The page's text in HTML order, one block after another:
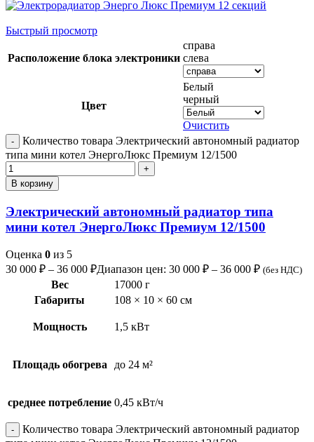
Быстрый просмотр
Расположение блока электроники
справа
слева
Цвет
Белый
черный
Очистить
Количество товара Электрический автономный радиатор
типа мини котел ЭнергоЛюкс Премиум 12/1500
В корзину
Электрический автономный радиатор типа
мини котел ЭнергоЛюкс Премиум 12/1500
Оценка 0 из 5
30 000 ₽ – 36 000 ₽Диапазон цен: 30 000 ₽ – 36 000 ₽ (без НДС)
Вес
17000 г
Габариты
108 × 10 × 60 см
Мощность 1,5 кВт
Площадь обогрева до 24 м²
среднее потребление 0,45 кВт/ч
Количество товара Электрический автономный радиатор